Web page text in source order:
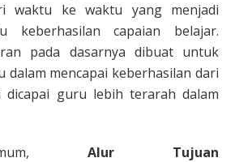
waktu ke waktu yang menjadi
keberhasilan capaian belajar.
pada dasarnya dibuat untuk
dalam mencapai keberhasilan dari
dicapai guru lebih terarah dalam
Alur Tujuan